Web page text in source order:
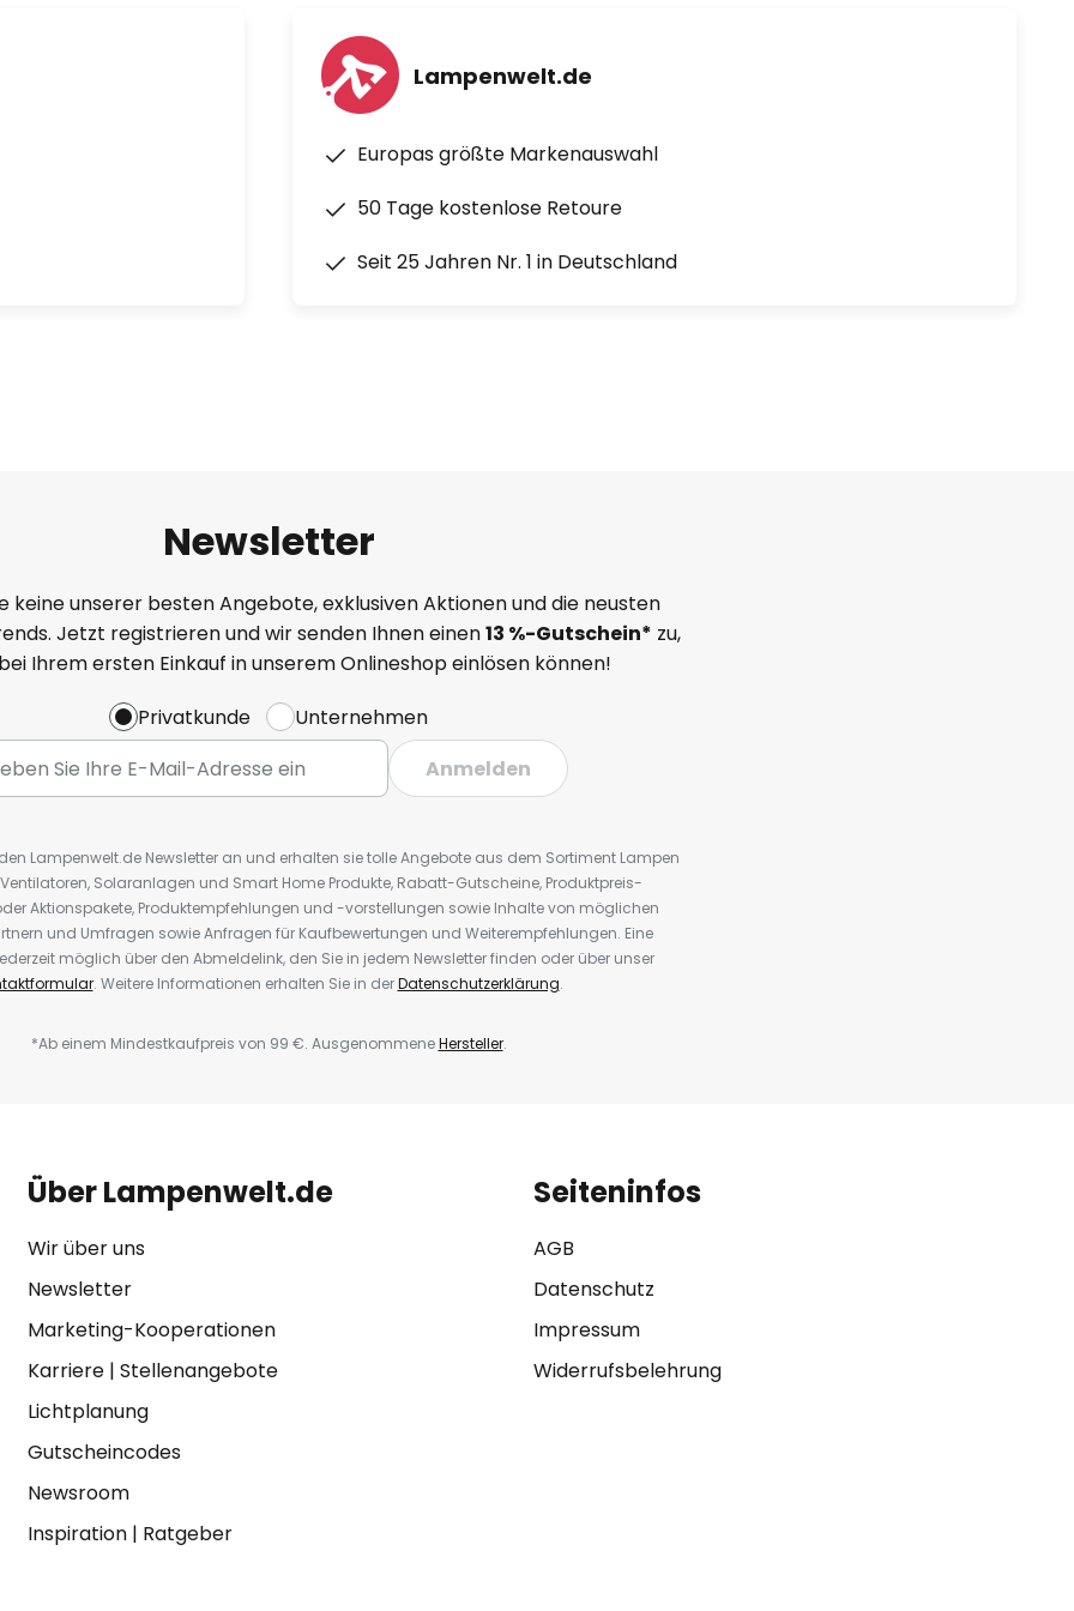
Lampenwelt.de
Europas größte Markenauswahl
50 Tage kostenlose Retoure
Seit 25 Jahren Nr. 1 in Deutschland
Newsletter
keine unserer besten Angebote, exklusiven Aktionen und die neusten
Jetzt registrieren und wir senden Ihnen einen13 %-Gutschein* zu,
Ihrem ersten Einkauf in unserem Onlineshop einlösen können!
Privatkunde
Unternehmen
Anmelden
Lampenwelt.de Newsletter an und erhalten sie tolle Angebote aus dem Sortiment Lampen
Solaranlagen und Smart Home Produkte, Rabatt-Gutscheine, Produktpreis-
Aktionspakete, Produktempfehlungen und -vorstellungen sowie Inhalte von möglichen
und Umfragen sowie Anfragen für Kaufbewertungen und Weiterempfehlungen. Eine
möglich über den Abmeldelink, den Sie in jedem Newsletter finden oder über unser
. Weitere Informationen erhalten Sie in derDatenschutzerklärung.
*Ab einem Mindestkaufpreis von 99 €. AusgenommeneHersteller.
Über Lampenwelt.de
Wir über uns
Newsletter
Marketing-Kooperationen
Karriere| Stellenangebote
Lichtplanung
Gutscheincodes
Newsroom
Inspiration| Ratgeber
Seiteninfos
AGB
Datenschutz
Impressum
Widerrufsbelehrung